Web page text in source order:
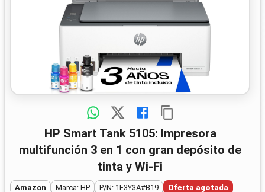
HP Smart Tank 5105: Impresora
multifunción 3 en 1 con gran depósito de
tinta y Wi‑Fi
Amazon Marca: HP P/N: 1F3Y3A#B19 Oferta agotada